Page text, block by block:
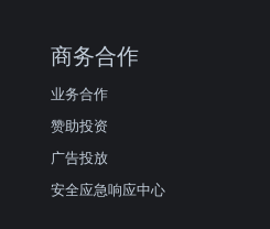
商务合作
业务合作
赞助投资
广告投放
安全应急响应中心